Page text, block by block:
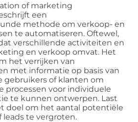
of marketing
een
methode om verkoop- en
te automatiseren. Oftewel,
verschillende activiteiten en
en verkoop omvat. Het
het verrijken van
met informatie op basis van
gebruikers of klanten om
processen voor individuele
te kunnen ontwerpen. Last
doel om het aantal potentiële
te vergroten.